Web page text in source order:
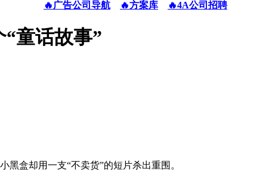
🔥广告公司导航
🔥方案库 🔥4A公司招聘
童话故事”
盒却用一支“不卖货”的短片杀出重围。